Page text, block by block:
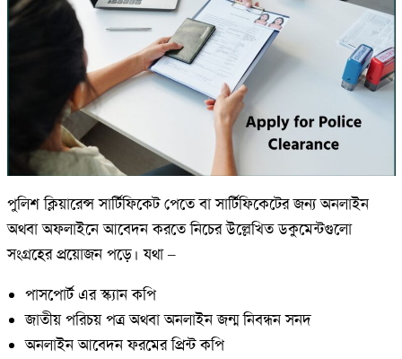
পুলিশ ক্লিয়ারেন্স সার্টিফিকেট পেতে বা সার্টিফিকেটের জন্য অনলাইন
অথবা অফলাইনে আবেদন করতে নিচের উল্লেখিত ডকুমেন্টগুলো
সংগ্রহের প্রয়োজন পড়ে। যথা –
পাসপোর্ট এর স্ক্যান কপি
জাতীয় পরিচয় পত্র অথবা অনলাইন জন্ম নিবন্ধন সনদ
অনলাইন আবেদন ফরমের প্রিন্ট কপি